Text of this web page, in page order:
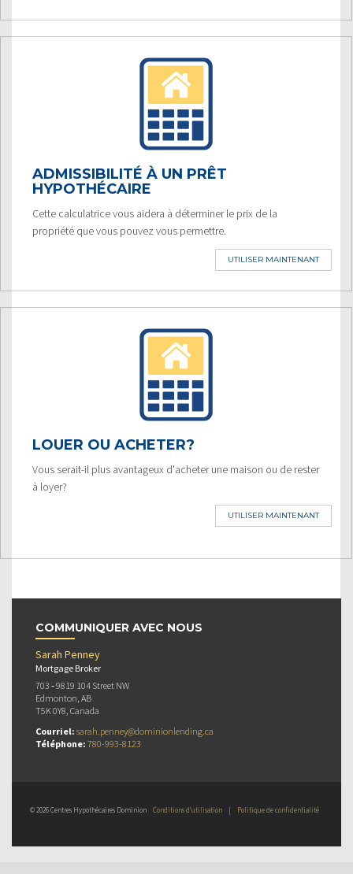
ADMISSIBILITÉ À UN PRÊT
HYPOTHÉCAIRE
Cette calculatrice vous aidera à déterminer le prix de la
propriété que vous pouvez vous permettre.
UTILISER MAINTENANT
LOUER OU ACHETER?
Vous serait-il plus avantageux d'acheter une maison ou de rester
à loyer?
UTILISER MAINTENANT
COMMUNIQUER AVEC NOUS
Sarah Penney
Mortgage Broker
703 ‐ 9819 104 Street NW
Edmonton, AB
T5K 0Y8, Canada
Courriel: sarah.penney@dominionlending.ca
Téléphone: 780-993-8123
© 2026 Centres Hypothécaires Dominion Conditions d’utilisation | Politique de confidentialité